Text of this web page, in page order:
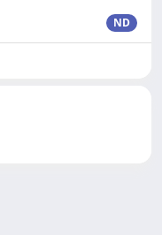
ND